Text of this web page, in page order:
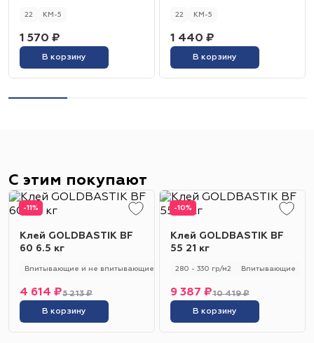
22 КМ-5
1 570 ₽
В корзину
22 КМ-5
1 440 ₽
В корзину
С этим покупают
-11%
Клей GOLDBASTIK BF
60 6.5 кг
Впитывающие и не впитывающие 250 - 280 гр/м2 Универсальный
5 213 ₽
4 614 ₽
В корзину
-10%
Клей GOLDBASTIK BF
55 21 кг
280 - 330 гр/м2 Впитывающие
10 419 ₽
9 387 ₽
В корзину